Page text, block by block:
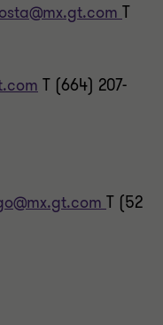
T
T (664) 207-
T (52